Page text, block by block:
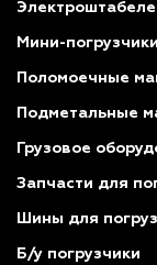
Мини-погрузчики
Поломоечные
Подметальные
Грузовое
Запчасти для
Шины для
Б/у погрузчики